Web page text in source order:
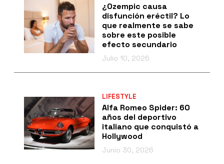
¿Ozempic causa
disfunción eréctil? Lo
que realmente se sabe
sobre este posible
efecto secundario
Julio 10, 2026
LIFESTYLE
Alfa Romeo Spider: 60
años del deportivo
italiano que conquistó a
Hollywood
Junio 30, 2026